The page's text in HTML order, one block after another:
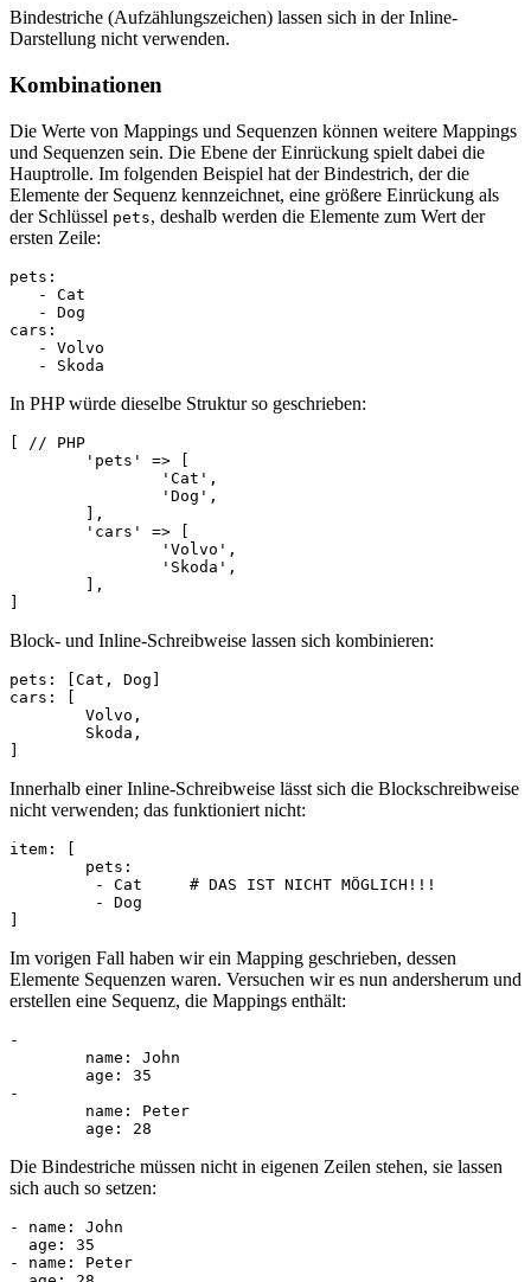
Bindestriche (Aufzählungszeichen) lassen sich in der Inline-
Darstellung nicht verwenden.
Kombinationen
Die Werte von Mappings und Sequenzen können weitere Mappings
und Sequenzen sein. Die Ebene der Einrückung spielt dabei die
Hauptrolle. Im folgenden Beispiel hat der Bindestrich, der die
Elemente der Sequenz kennzeichnet, eine größere Einrückung als
der Schlüssel pets, deshalb werden die Elemente zum Wert der
ersten Zeile:
pets:
   - Cat
   - Dog
cars:
   - Volvo
In PHP würde dieselbe Struktur so geschrieben:
[ // PHP
Block- und Inline-Schreibweise lassen sich kombinieren:
pets: [Cat, Dog]
cars: [
Innerhalb einer Inline-Schreibweise lässt sich die Blockschreibweise
nicht verwenden; das funktioniert nicht:
item: [
Im vorigen Fall haben wir ein Mapping geschrieben, dessen
Elemente Sequenzen waren. Versuchen wir es nun andersherum und
erstellen eine Sequenz, die Mappings enthält:
-
-
Die Bindestriche müssen nicht in eigenen Zeilen stehen, sie lassen
sich auch so setzen:
- name: John
  age: 35
- name: Peter